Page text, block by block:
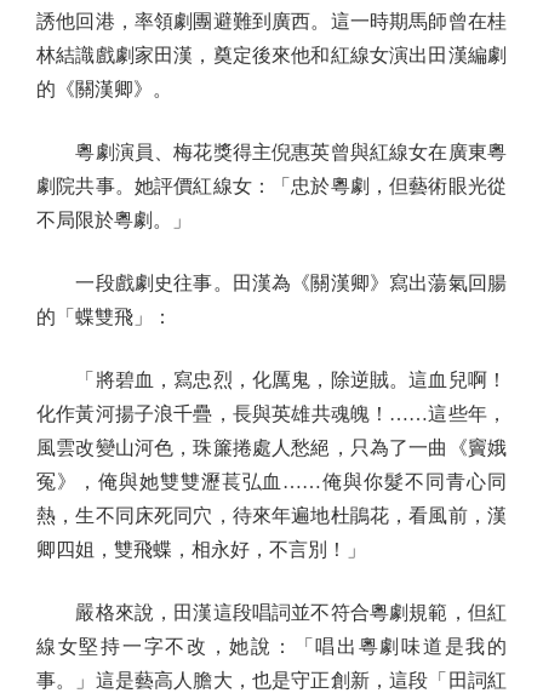
誘他回港，率領劇團避難到廣西。這一時期馬師曾在桂
林結識戲劇家田漢，奠定後來他和紅線女演出田漢編劇
的《關漢卿》。
粵劇演員、梅花獎得主倪惠英曾與紅線女在廣東粵
劇院共事。她評價紅線女：「忠於粵劇，但藝術眼光從
不局限於粵劇。」
一段戲劇史往事。田漢為《關漢卿》寫出蕩氣回腸
的「蝶雙飛」：
「將碧血，寫忠烈，化厲鬼，除逆賊。這血兒啊！
化作黃河揚子浪千疊，長與英雄共魂魄！……這些年，
風雲改變山河色，珠簾捲處人愁絕，只為了一曲《竇娥
冤》，俺與她雙雙瀝萇弘血……俺與你髮不同青心同
熱，生不同床死同穴，待來年遍地杜鵑花，看風前，漢
卿四姐，雙飛蝶，相永好，不言別！」
嚴格來說，田漢這段唱詞並不符合粵劇規範，但紅
線女堅持一字不改，她說：「唱出粵劇味道是我的
事。」這是藝高人膽大，也是守正創新，這段「田詞紅